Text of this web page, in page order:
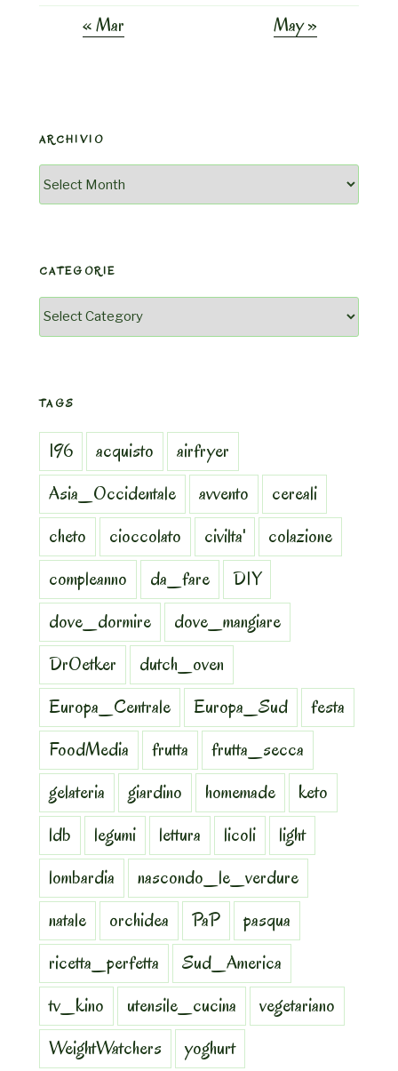
« Mar
May »
ARCHIVIO
Archivio
CATEGORIE
Categorie
TAGS
196 acquisto
airfryer
Asia_Occidentale
avvento
cereali
cheto
cioccolato civilta'
colazione
compleanno
da_fare
DIY
dove_dormire
dove_mangiare
DrOetker
dutch_oven
Europa_Centrale
Europa_Sud
festa
FoodMedia
frutta
frutta_secca
gelateria
giardino homemade
keto
ldb
legumi lettura licoli
light
lombardia
nascondo_le_verdure
natale
orchidea PaP
pasqua
ricetta_perfetta
Sud_America
tv_kino
utensile_cucina
vegetariano
WeightWatchers
yoghurt